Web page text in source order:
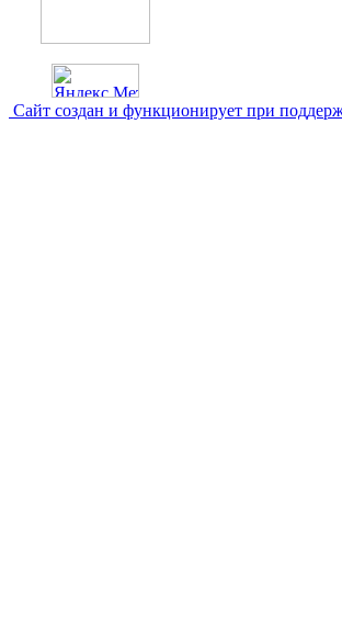
Сайт создан и функционирует при